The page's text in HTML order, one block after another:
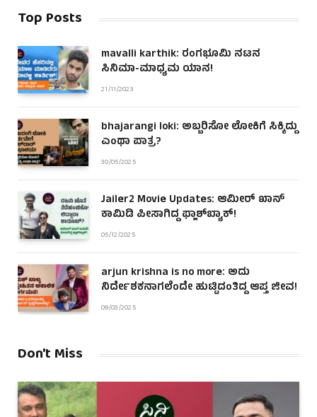
Top Posts
mavalli karthik: ರಂಗಭೂಮಿ ನಟನ
ಸಿನಿಮಾ-ಮಾಧ್ಯಮ ಯಾನ!
21/11/2023
bhajarangi loki: ಅಬ್ಬರಿಸೋ ಲೋಕಿಗೆ ಸಿಕ್ಕಿದ್ದು
ಎಂಥಾ ಪಾತ್ರ?
30/05/2025
Jailer2 Movie Updates: ಆಮೀರ್ ಖಾನ್
ಕಾಮಿಡಿ ಪೀಸಾಗಿದ್ದ ಫ್ಲಾಶ್‌ಬ್ಯಾಕ್!
05/12/2025
arjun krishna is no more: ಅದು
ನಿರ್ದೇಶಕನಾಗಲೆಂದೇ ಹುಟ್ಟಿದಂತಿದ್ದ ಆಪ್ತ ಜೀವ!
09/03/2025
Don't Miss